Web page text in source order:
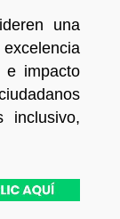
una
e impacto
inclusivo,